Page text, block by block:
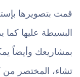
قمت بتصويرها
البسيطة عليها كما
بمشاريعك وأيضاً
تشاء، المختصر من